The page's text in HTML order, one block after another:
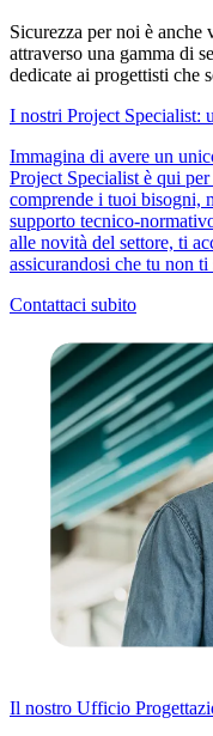
Sicurezza per noi è anche
attraverso una gamma di
dedicate ai progettisti che
I nostri Project Specialist:
Immagina di avere un
Project Specialist è qui
comprende i tuoi bisogni,
supporto tecnico-
alle novità del settore, ti
assicurandosi che tu non ti
Contattaci subito
Il nostro Ufficio